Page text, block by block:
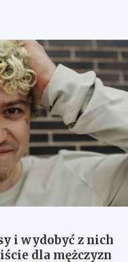
i wydobyć z nich
dla mężczyzn